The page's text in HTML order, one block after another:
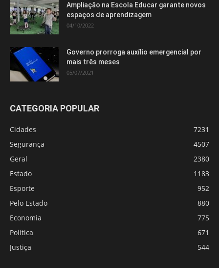
Ampliação na Escola Educar garante novos
espaços de aprendizagem
04/10/2022
Governo prorroga auxílio emergencial por
mais três meses
05/07/2021
CATEGORIA POPULAR
Cidades
7231
Segurança
4507
Geral
2380
Estado
1183
Esporte
952
Pelo Estado
880
Economia
775
Política
671
Justiça
544